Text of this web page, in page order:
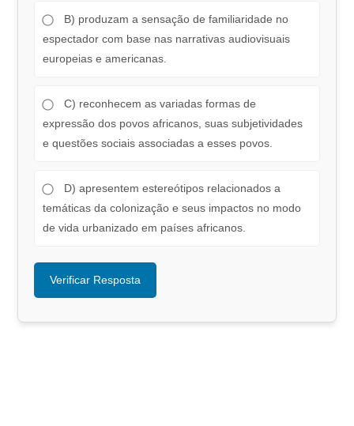
B) produzam a sensação de familiaridade no
espectador com base nas narrativas audiovisuais
europeias e americanas.
C) reconhecem as variadas formas de
expressão dos povos africanos, suas subjetividades
e questões sociais associadas a esses povos.
D) apresentem estereótipos relacionados a
temáticas da colonização e seus impactos no modo
de vida urbanizado em países africanos.
Verificar Resposta